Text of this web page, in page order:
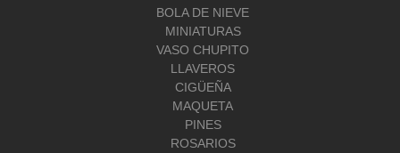
BOLA DE NIEVE
MINIATURAS
VASO CHUPITO
LLAVEROS
CIGÜEÑA
MAQUETA
PINES
ROSARIOS